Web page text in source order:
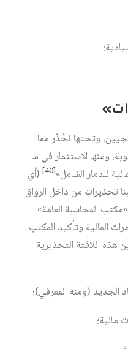
وتحتها نحُذّر مما
ومنها الاستثمار في ما
للدمار الشامل»[40]
(أي
تحذيرات من داخل الرواق
«مكتب المحاسبة العامة»
المالية وتأكيد المكتب
هذه اللافتة التحذيرية
الجديد (ومنه المعرفي)؛
مالية؛